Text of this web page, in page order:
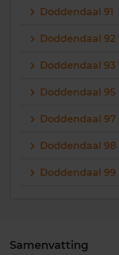
Doddendaal 91
Doddendaal 92
Doddendaal 93
Doddendaal 95
Doddendaal 97
Doddendaal 98
Doddendaal 99
Samenvatting